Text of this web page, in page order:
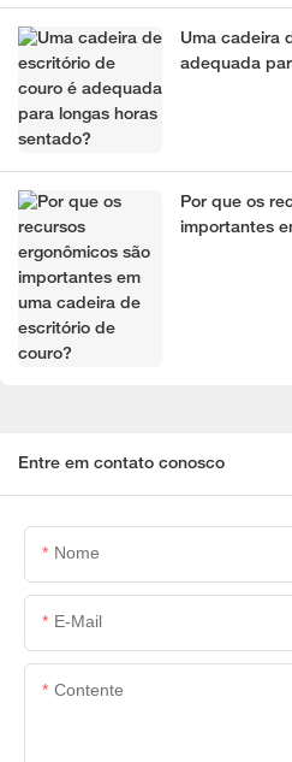
Uma cadeira
adequada
Por que os
importantes
Entre em contato conosco
Nome
E-Mail
Contente